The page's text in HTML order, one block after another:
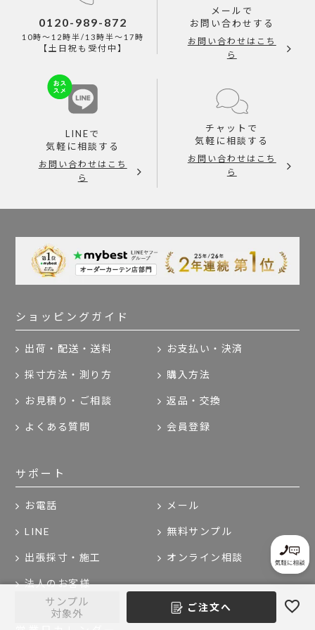
0120-989-872
10時～12時半/13時半～17時
【土日祝も受付中】
メールで
お問い合わせする
お問い合わせはこち
ら
LINEで
気軽に相談する
お問い合わせはこち
ら
チャットで
気軽に相談する
お問い合わせはこち
ら
ショッピングガイド
出荷・配送・送料 お支払い・決済
採寸方法・測り方 購入方法
お見積り・ご相談 返品・交換
よくある質問 会員登録
サポート
お電話 メール
LINE 無料サンプル
出張採寸・施工 オンライン相談
法人のお客様
サンプル
対象外
ご注文へ